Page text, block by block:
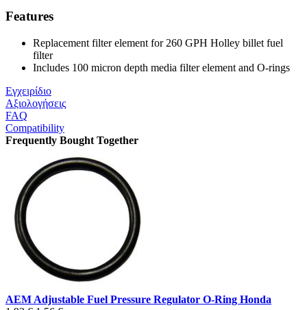
Features
Replacement filter element for 260 GPH Holley billet fuel
filter
Includes 100 micron depth media filter element and O-rings
Εγχειρίδιο
Αξιολογήσεις
FAQ
Compatibility
Frequently Bought Together
AEM Adjustable Fuel Pressure Regulator O-Ring Honda